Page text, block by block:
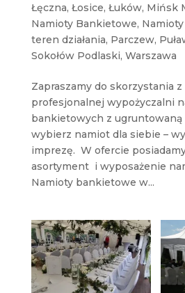
Łęczna, Łosice, Łuków, Mińsk
Namioty Bankietowe,
teren działania, Parczew,
Sokołów Podlaski, Warszawa
Zapraszamy do skorzystania z
profesjonalnej wypożyczalni
bankietowych z ugruntowaną
wybierz namiot dla siebie –
imprezę. W ofercie
asortyment i wyposażenie
Namioty bankietowe w...